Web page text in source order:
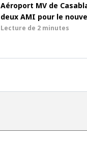
Aéroport MV de
deux AMI pour le
Lecture de 2 minutes